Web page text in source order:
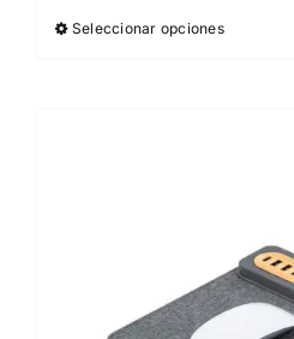
Seleccionar opcionesEste
se
pueden